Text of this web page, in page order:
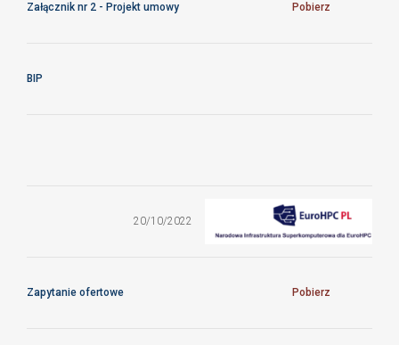
Załącznik nr 2 - Projekt umowy Pobierz
BIP
ZO/14/CFTPAN/2022
20/10/2022
Zapytanie ofertowe Pobierz